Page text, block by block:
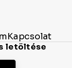
Kapcsolat
letöltése